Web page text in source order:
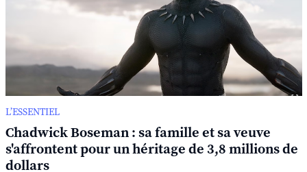
L’ESSENTIEL
Chadwick Boseman : sa famille et sa veuve
s'affrontent pour un héritage de 3,8 millions de
dollars